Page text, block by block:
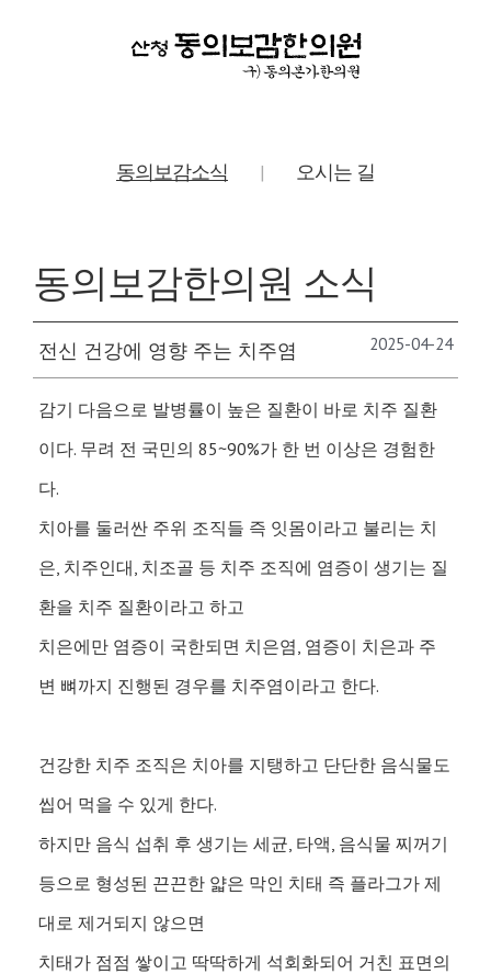
동의보감소식 | 오시는 길
동의보감한의원 소식
전신 건강에 영향 주는 치주염 2025-04-24
감기 다음으로 발병률이 높은 질환이 바로 치주 질환
이다. 무려 전 국민의 85~90%가 한 번 이상은 경험한
다.
치아를 둘러싼 주위 조직들 즉 잇몸이라고 불리는 치
은, 치주인대, 치조골 등 치주 조직에 염증이 생기는 질
환을 치주 질환이라고 하고
치은에만 염증이 국한되면 치은염, 염증이 치은과 주
변 뼈까지 진행된 경우를 치주염이라고 한다.
건강한 치주 조직은 치아를 지탱하고 단단한 음식물도
씹어 먹을 수 있게 한다.
하지만 음식 섭취 후 생기는 세균, 타액, 음식물 찌꺼기
등으로 형성된 끈끈한 얇은 막인 치태 즉 플라그가 제
대로 제거되지 않으면
치태가 점점 쌓이고 딱딱하게 석회화되어 거친 표면의